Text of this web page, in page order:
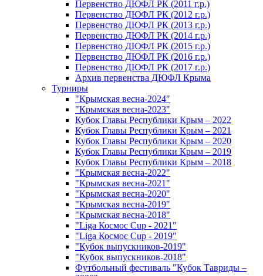
Первенство ДЮФЛ РК (2011 г.р.)
Первенство ДЮФЛ РК (2012 г.р.)
Первенство ДЮФЛ РК (2013 г.р.)
Первенство ДЮФЛ РК (2014 г.р.)
Первенство ДЮФЛ РК (2015 г.р.)
Первенство ДЮФЛ РК (2016 г.р.)
Первенство ДЮФЛ РК (2017 г.р.)
Архив первенства ДЮФЛ Крыма
Турниры
"Крымская весна-2024"
"Крымская весна-2023"
Кубок Главы Республики Крым – 2022
Кубок Главы Республики Крым – 2021
Кубок Главы Республики Крым – 2020
Кубок Главы Республики Крым – 2019
Кубок Главы Республики Крым – 2018
"Крымская весна-2022"
"Крымская весна-2021"
"Крымская весна-2020"
"Крымская весна-2019"
"Крымская весна-2018"
"Liga Космос Cup - 2021"
"Liga Космос Cup - 2019"
"Кубок выпускников-2019"
"Кубок выпускников-2018"
Футбольный фестиваль "Кубок Тавриды –